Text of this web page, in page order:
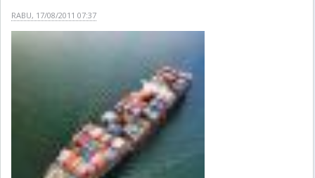
RABU, 17/08/2011 07:37